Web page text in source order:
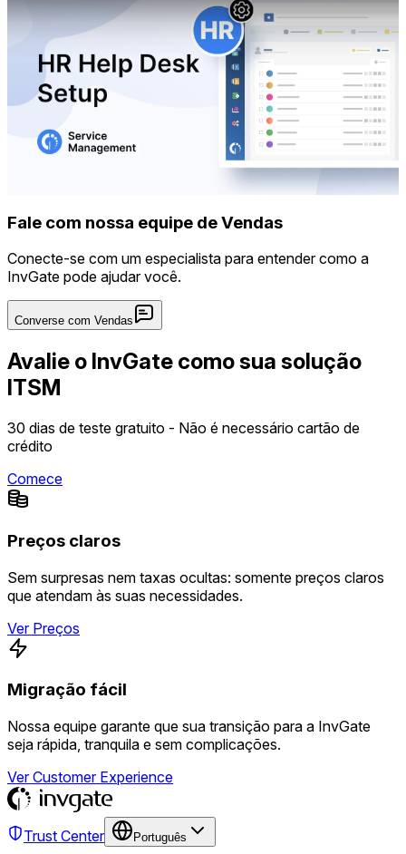
Fale com nossa equipe de Vendas
Conecte-se com um especialista para entender como a
InvGate pode ajudar você.
Converse com Vendas
Avalie o InvGate como sua solução
ITSM
30 dias de teste gratuito - Não é necessário cartão de
crédito
Comece
Preços claros
Sem surpresas nem taxas ocultas: somente preços claros
que atendam às suas necessidades.
Ver Preços
Migração fácil
Nossa equipe garante que sua transição para a InvGate
seja rápida, tranquila e sem complicações.
Ver Customer Experience
Trust Center Português